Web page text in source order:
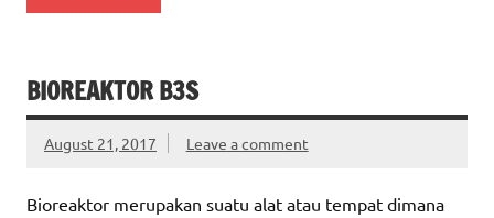
BIOREAKTOR B3S
August 21, 2017 Leave a comment
Bioreaktor merupakan suatu alat atau tempat dimana